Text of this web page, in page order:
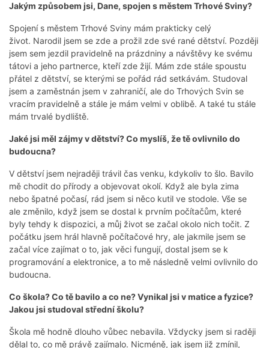
Jakým způsobem jsi, Dane, spojen s městem Trhové Sviny?
Spojení s městem Trhové Sviny mám prakticky celý
život. Narodil jsem se zde a prožil zde své rané dětství. Později
jsem sem jezdil pravidelně na prázdniny a návštěvy ke svému
tátovi a jeho partnerce, kteří zde žijí. Mám zde stále spoustu
přátel z dětství, se kterými se pořád rád setkávám. Studoval
jsem a zaměstnán jsem v zahraničí, ale do Trhových Svin se
vracím pravidelně a stále je mám velmi v oblibě. A také tu stále
mám trvalé bydliště.
Jaké jsi měl zájmy v dětství? Co myslíš, že tě ovlivnilo do
budoucna?
V dětství jsem nejraději trávil čas venku, kdykoliv to šlo. Bavilo
mě chodit do přírody a objevovat okolí. Když ale byla zima
nebo špatné počasí, rád jsem si něco kutil ve stodole. Vše se
ale změnilo, když jsem se dostal k prvním počítačům, které
byly tehdy k dispozici, a můj život se začal okolo nich točit. Z
počátku jsem hrál hlavně počítačové hry, ale jakmile jsem se
začal více zajímat o to, jak věci fungují, dostal jsem se k
programování a elektronice, a to mě následně velmi ovlivnilo do
budoucna.
Co škola? Co tě bavilo a co ne? Vynikal jsi v matice a fyzice?
Jakou jsi studoval střední školu?
Škola mě hodně dlouho vůbec nebavila. Vždycky jsem si raději
dělal to, co mě právě zajímalo. Nicméně, jak jsem již zmínil,